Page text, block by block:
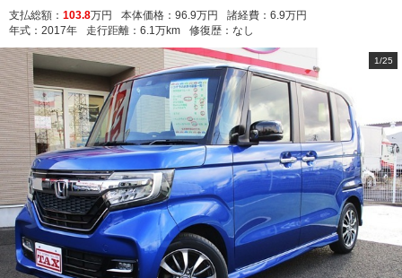
支払総額： 103.8万円 本体価格： 96.9万円 諸経費： 6.9万円
年式： 2017年 走行距離： 6.1万km 修復歴： なし
1/25